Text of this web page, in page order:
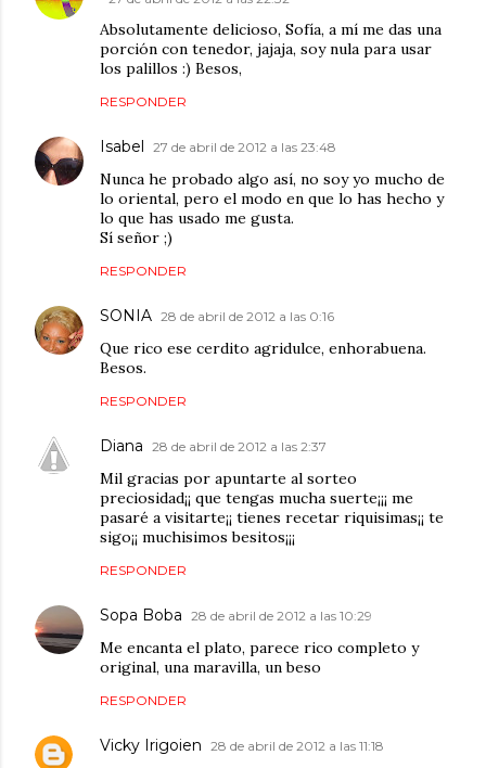
Absolutamente delicioso, Sofía, a mí me das una
porción con tenedor, jajaja, soy nula para usar
los palillos :) Besos,
RESPONDER
Isabel 27 de abril de 2012 a las 23:48
Nunca he probado algo así, no soy yo mucho de
lo oriental, pero el modo en que lo has hecho y
lo que has usado me gusta.
Sí señor ;)
RESPONDER
SONIA 28 de abril de 2012 a las 0:16
Que rico ese cerdito agridulce, enhorabuena.
Besos.
RESPONDER
Diana 28 de abril de 2012 a las 2:37
Mil gracias por apuntarte al sorteo
preciosidad¡¡ que tengas mucha suerte¡¡¡ me
pasaré a visitarte¡¡ tienes recetar riquisimas¡¡ te
sigo¡¡ muchisimos besitos¡¡¡
RESPONDER
Sopa Boba 28 de abril de 2012 a las 10:29
Me encanta el plato, parece rico completo y
original, una maravilla, un beso
RESPONDER
Vicky Irigoien 28 de abril de 2012 a las 11:18